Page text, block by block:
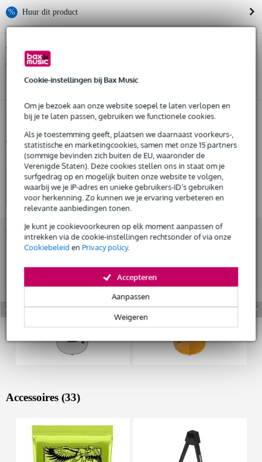
Cookie-instellingen bij Bax Music
Om je bezoek aan onze website soepel te laten verlopen en
bij je te laten passen, gebruiken we functionele cookies.
Als je toestemming geeft, plaatsen we daarnaast voorkeurs-,
statistische en marketingcookies, samen met onze 15 partners
(sommige bevinden zich buiten de EU, waaronder de
Verenigde Staten). Deze cookies stellen ons in staat om je
surfgedrag op en mogelijk buiten onze website te volgen,
waarbij we je IP-adres en unieke gebruikers-ID’s gebruiken
voor herkenning. Zo kunnen we je ervaring verbeteren en
relevante aanbiedingen tonen.
Je kunt je cookievoorkeuren op elk moment aanpassen of
intrekken via de cookie-instellingen rechtsonder of via onze
Cookiebeleiden Privacy policy.
Weigeren
Aanpassen
Accepteren
% Huur dit product
Huur meerdere producten tegelijk: min. € 300,- en max.
€ 2.500,-
Gratisthuisbezorgd of op te halen in de winkel
De mogelijkheid om je product(en) met korting te kopen
Snelle vervanging door Bax Music bij een defect
Huur dit product
Twijfel je of de
je past? Doe de check.
Start de check
Productinformatie
Bekijk alle productspecificaties
Bekijk ook eens (4)
Bekijk ook eens (5)
Accessoires (33)